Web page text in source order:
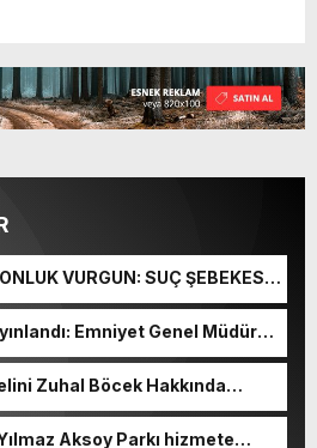
VURGUN: SUÇ ŞEBEKESİ
BASTI!
Emniyet Genel Müdürü
Zuhal Böcek Hakkında
Aksoy Parkı hizmete